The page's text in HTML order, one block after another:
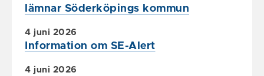
lämnar Söderköpings kommun
Information om SE-Alert
4 juni 2026
4 juni 2026